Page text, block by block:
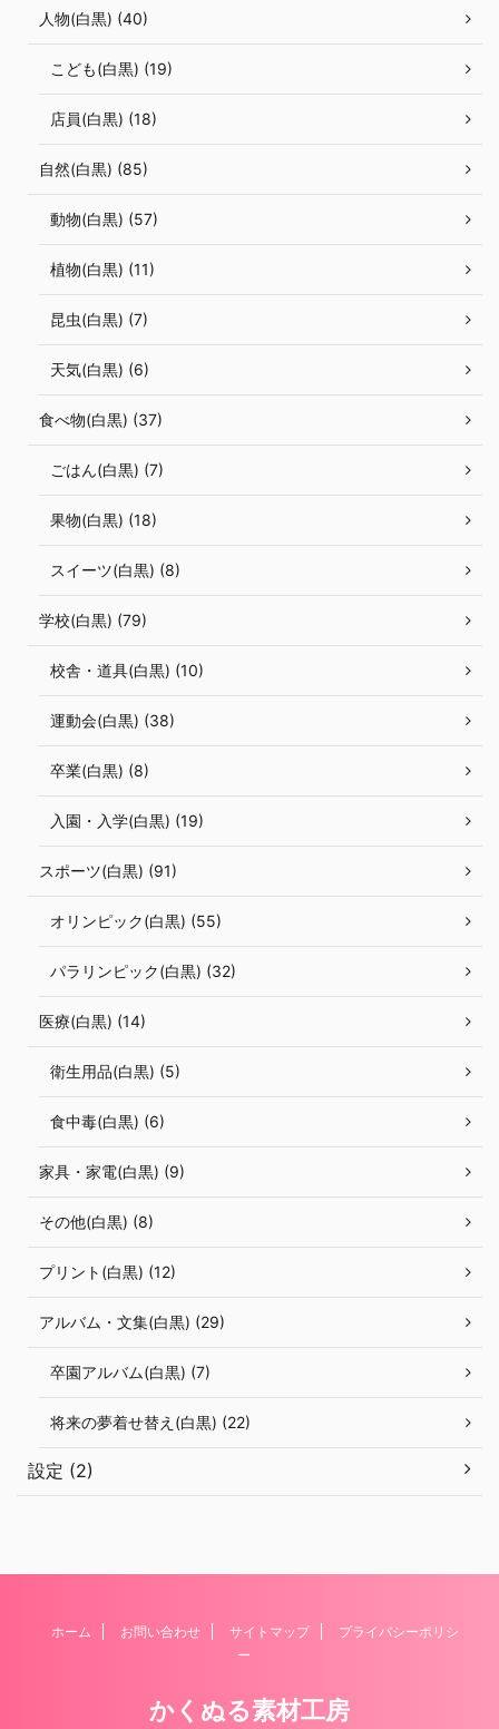
人物(白黒) (40)
こども(白黒) (19)
店員(白黒) (18)
自然(白黒) (85)
動物(白黒) (57)
植物(白黒) (11)
昆虫(白黒) (7)
天気(白黒) (6)
食べ物(白黒) (37)
ごはん(白黒) (7)
果物(白黒) (18)
スイーツ(白黒) (8)
学校(白黒) (79)
校舎・道具(白黒) (10)
運動会(白黒) (38)
卒業(白黒) (8)
入園・入学(白黒) (19)
スポーツ(白黒) (91)
オリンピック(白黒) (55)
パラリンピック(白黒) (32)
医療(白黒) (14)
衛生用品(白黒) (5)
食中毒(白黒) (6)
家具・家電(白黒) (9)
その他(白黒) (8)
プリント(白黒) (12)
アルバム・文集(白黒) (29)
卒園アルバム(白黒) (7)
将来の夢着せ替え(白黒) (22)
設定 (2)
ホーム お問い合わせ サイトマップ
プライバシーポリシ
ー
かくぬる素材工房